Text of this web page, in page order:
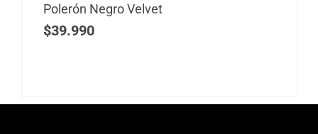
Polerón Negro Velvet
$39.990